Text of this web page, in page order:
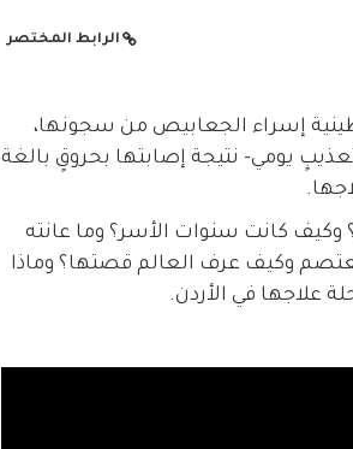
الرابط المختصر
إسراء الجعابيص من سجونها،
يومي- نتيجة إصابتها بحروقٍ بالغة
وكيف كانت سنوات الأسر؟ وما عانته
وكيف عرف العالم قصتها؟ وماذا
علاجها في الأردن.